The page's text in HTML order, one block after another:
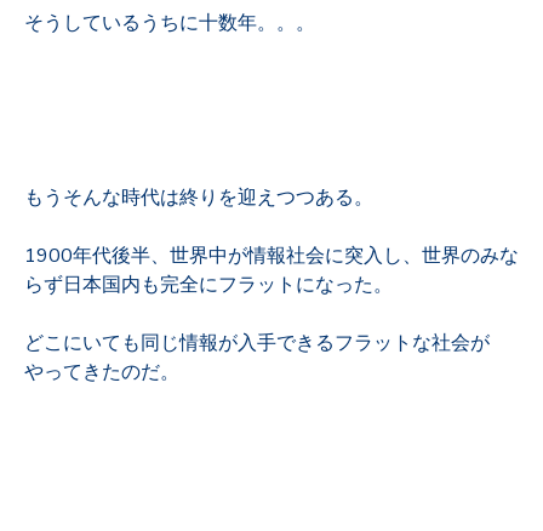
そうしているうちに十数年。。。
もうそんな時代は終りを迎えつつある。
1900年代後半、世界中が情報社会に突入し、世界のみな
らず日本国内も完全にフラットになった。
どこにいても同じ情報が入手できるフラットな社会が
やってきたのだ。